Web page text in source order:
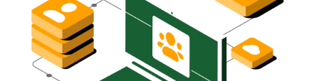
탭
에
서
열